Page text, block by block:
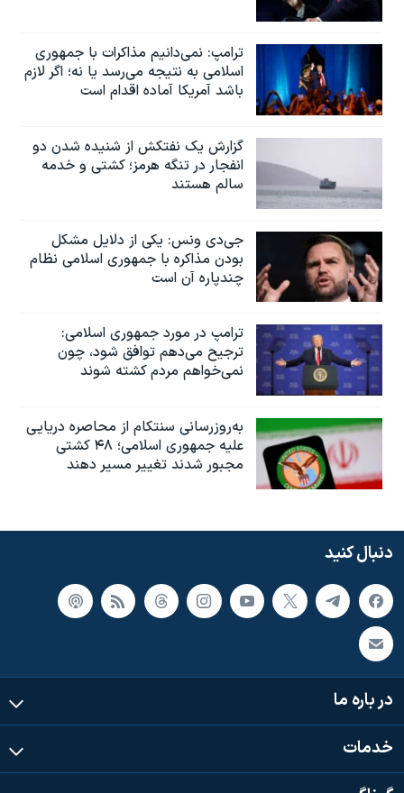
ترامپ: نمی‌دانیم مذاکرات با جمهوری
اسلامی به نتیجه می‌رسد یا نه؛ اگر لازم
باشد آمریکا آماده اقدام است
گزارش یک نفتکش از شنیده شدن دو
انفجار در تنگه هرمز؛ کشتی و خدمه
سالم هستند
جی‌دی ونس: یکی از دلایل مشکل
بودن مذاکره با جمهوری اسلامی نظام
چندپاره آن است
ترامپ در مورد جمهوری اسلامی:
ترجیح می‌دهم توافق شود، چون
نمی‌خواهم مردم کشته شوند
به‌روزرسانی سنتکام از محاصره دریایی
علیه جمهوری اسلامی؛ ۴۸ کشتی
مجبور شدند تغییر مسیر دهند
دنبال کنید
در باره ما
خدمات